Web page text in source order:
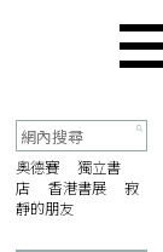
奧德賽
獨立書
店
香港書展
寂
靜的朋友